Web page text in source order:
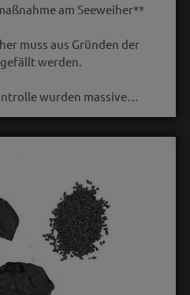
am Seeweiher**
muss aus Gründen der
werden.
wurden massive…